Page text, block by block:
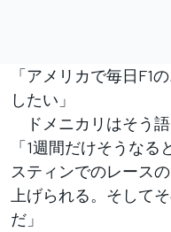
「アメリカで毎日F1
したい」
ドメニカリはそう語
「1週間だけそうな
スティンでのレース
上げられる。そして
だ」